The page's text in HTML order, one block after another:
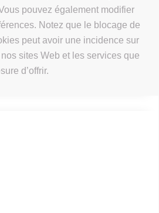
pouvez également modifier
Notez que le blocage de
peut avoir une incidence sur
sites Web et les services que
d’offrir.